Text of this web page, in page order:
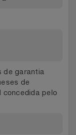
de garantia
de
concedida pelo